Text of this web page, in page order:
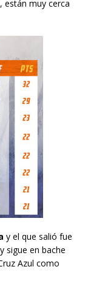
están muy cerca
y el que salió fue
sigue en bache
Azul como